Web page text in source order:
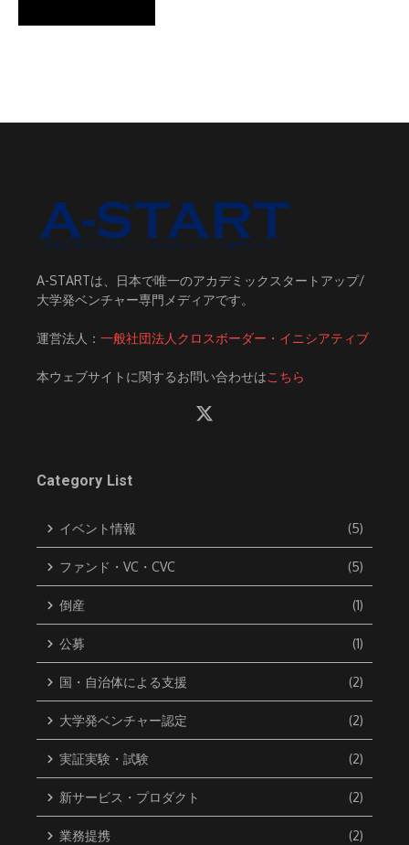
A-STARTは、日本で唯一のアカデミックスタートアップ/
大学発ベンチャー専門メディアです。
運営法人： 一般社団法人クロスボーダー・イニシアティブ
本ウェブサイトに関するお問い合わせはこちら
Category List
イベント情報 (5)
ファンド・VC・CVC (5)
倒産 (1)
公募 (1)
国・自治体による支援 (2)
大学発ベンチャー認定 (2)
実証実験・試験 (2)
新サービス・プロダクト (2)
業務提携 (2)